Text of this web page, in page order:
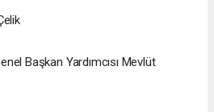
Başkan Yardımcısı Mevlüt